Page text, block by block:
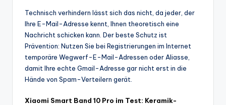
Technisch verhindern lässt sich das nicht, da jeder, der
Ihre E-Mail-Adresse kennt, Ihnen theoretisch eine
Nachricht schicken kann. Der beste Schutz ist
Prävention: Nutzen Sie bei Registrierungen im Internet
temporäre Wegwerf-E-Mail-Adressen oder Aliasse,
damit Ihre echte Gmail-Adresse gar nicht erst in die
Hände von Spam-Verteilern gerät.
Xiaomi Smart Band 10 Pro im Test: Keramik-